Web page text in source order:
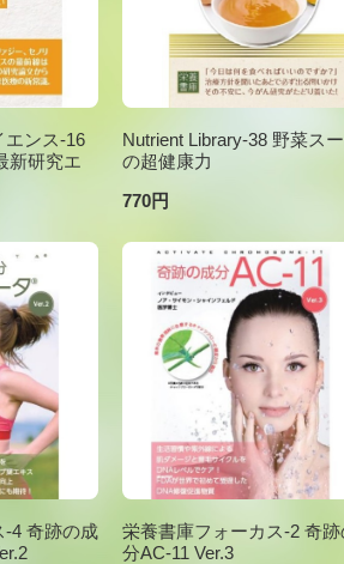
エンス-16
新研究エ
Nutrient Library-38 野菜ス
の超健康力
770円
-4 奇跡の成
栄養書庫フォーカス-2 奇
分AC-11 Ver.3